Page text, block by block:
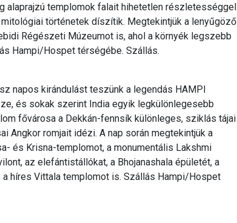
alaprajzú templomok falait hihetetlen részletességgel
történetek díszítik. Megtekintjük a lenyűgöző
Régészeti Múzeumot is, ahol a környék legszebb
Hampi/Hospet térségébe. Szállás.
napos kirándulást teszünk a legendás HAMPI
és sokak szerint India egyik legkülönlegesebb
fővárosa a Dekkán-fennsík különleges, sziklás tájai
Angkor romjait idézi. A nap során megtekintjük a
és Krisna-templomot, a monumentális Lakshmi
az elefántistállókat, a Bhojanashala épületét, a
a híres Vittala templomot is. Szállás Hampi/Hospet